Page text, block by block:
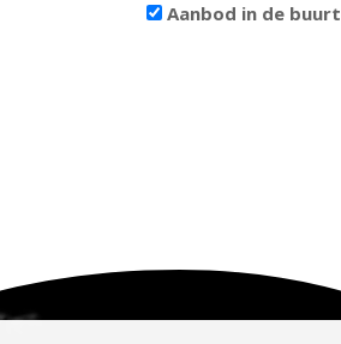
Aanbod in de buurt